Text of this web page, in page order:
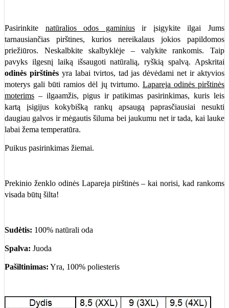
Pasirinkite natūralios odos gaminiusir įsigykite ilgai Jums
tarnausiančias pirštines, kurios nereikalaus jokios papildomos
priežiūros. Neskalbkite skalbyklėje – valykite rankomis. Taip
pavyks ilgesnį laiką išsaugoti natūralią, ryškią spalvą. Apskritai
odinės pirštinėsyra labai tvirtos, tad jas dėvėdami net ir aktyvios
moterys gali būti ramios dėl jų tvirtumo. Lapareja odinės pirštinės
moterims – ilgaamžis, pigus ir patikimas pasirinkimas, kuris leis
kartą įsigijus kokybišką rankų apsaugą paprasčiausiai nesukti
daugiau galvos ir mėgautis šiluma bei jaukumu net ir tada, kai lauke
labai žema temperatūra.
Puikus pasirinkimas žiemai.
Prekinio ženklo odinės Lapareja pirštinės – kai norisi, kad rankoms
visada būtų šilta!
Sudėtis: 100% natūrali oda
Spalva: Juoda
Pašiltinimas: Yra, 100% poliesteris